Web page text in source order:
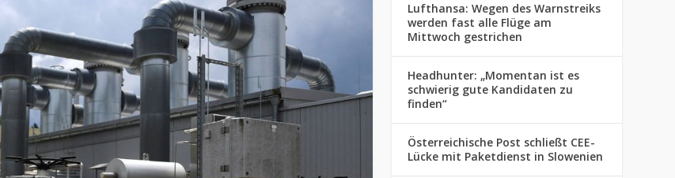
Lufthansa: Wegen des Warnstreiks
werden fast alle Flüge am
Mittwoch gestrichen
Headhunter: „Momentan ist es
schwierig gute Kandidaten zu
finden“
Österreichische Post schließt CEE-
Lücke mit Paketdienst in Slowenien